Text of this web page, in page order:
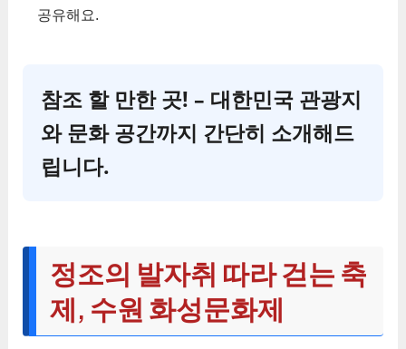
공유해요.
참조 할 만한 곳! – 대한민국 관광지
와 문화 공간까지 간단히 소개해드
립니다.
정조의 발자취 따라 걷는 축
제, 수원 화성문화제